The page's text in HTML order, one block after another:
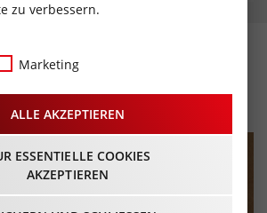
Flohmarkt
- Beginn 10:00 Uhr
zu verbessern.
Marketing
ALLE AKZEPTIEREN
ESSENTIELLE COOKIES
AKZEPTIEREN